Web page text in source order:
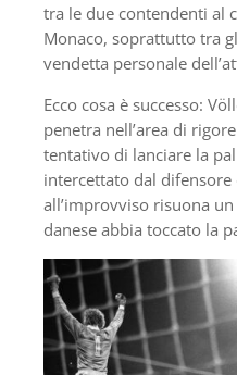
tra le due contendenti al
Monaco, soprattutto tra
vendetta personale
Ecco cosa è successo:
penetra nell’area di
tentativo di lanciare la
intercettato dal difensore
all’improvviso risuona
danese abbia toccato la